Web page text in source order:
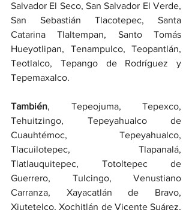
Salvador El Seco, San Salvador El Verde,
San Sebastián Tlacotepec, Santa
Catarina Tlaltempan, Santo Tomás
Hueyotlipan, Tenampulco, Teopantlán,
Teotlalco, Tepango de Rodríguez y
Tepemaxalco.
También, Tepeojuma, Tepexco,
Tehuitzingo, Tepeyahualco de
Cuauhtémoc, Tepeyahualco,
Tlacuilotepec, Tlapanalá,
Tlatlauquitepec, Totoltepec de
Guerrero, Tulcingo, Venustiano
Carranza, Xayacatlán de Bravo,
Xiutetelco, Xochitlán de Vicente Suárez,